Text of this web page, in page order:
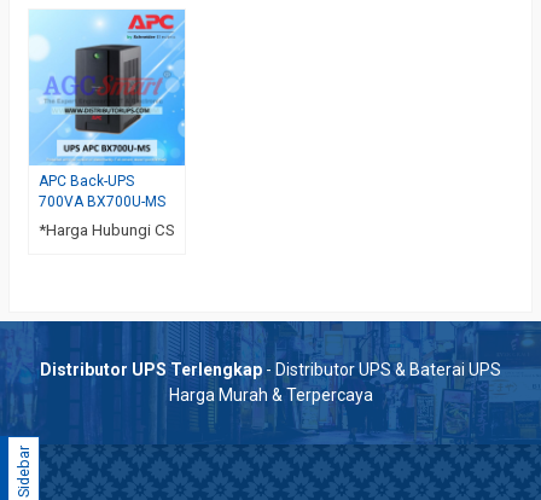
APC Back-UPS
700VA BX700U-MS
*Harga Hubungi CS
Sidebar
Distributor UPS Terlengkap - Distributor UPS & Baterai UPS
Harga Murah & Terpercaya